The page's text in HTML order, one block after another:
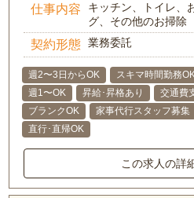
仕事内容
キッチン、トイレ、
グ、その他のお掃除
契約形態 業務委託
週2〜3日からOK スキマ時間勤務
週1〜OK
昇給･昇格あり 交通費
ブランクOK
家事代行スタッフ募集
直行･直帰OK
この求人の詳